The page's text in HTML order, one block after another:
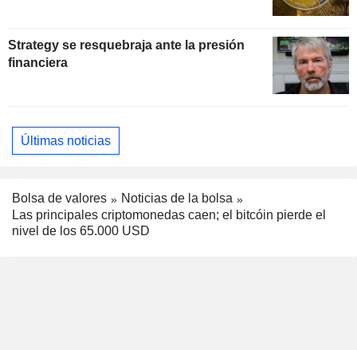
Strategy se resquebraja ante la presión
financiera
Últimas noticias
Bolsa de valores
Noticias de la bolsa
Las principales criptomonedas caen; el bitcóin pierde el
nivel de los 65.000 USD